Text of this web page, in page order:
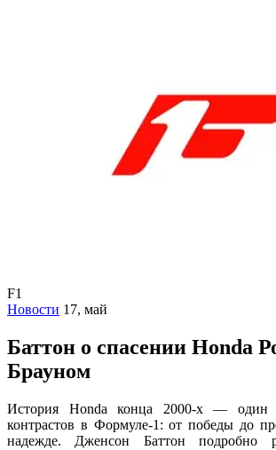
F1
Новости 17, май
Баттон о спасении Honda
Брауном
История Honda конца 2000-х — один
контрастов в Формуле-1: от победы до
надежде. Дженсон Баттон подробно